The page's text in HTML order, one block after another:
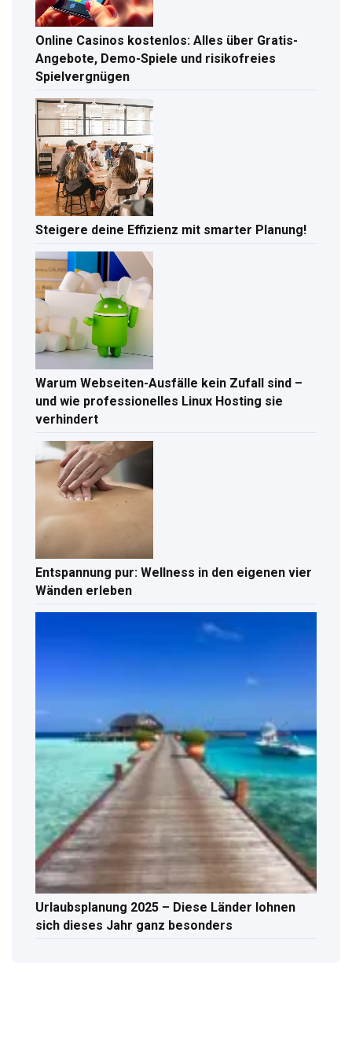
Online Casinos kostenlos: Alles über Gratis-
Angebote, Demo-Spiele und risikofreies
Spielvergnügen
Steigere deine Effizienz mit smarter Planung!
Warum Webseiten-Ausfälle kein Zufall sind –
und wie professionelles Linux Hosting sie
verhindert
Entspannung pur: Wellness in den eigenen vier
Wänden erleben
Urlaubsplanung 2025 – Diese Länder lohnen
sich dieses Jahr ganz besonders